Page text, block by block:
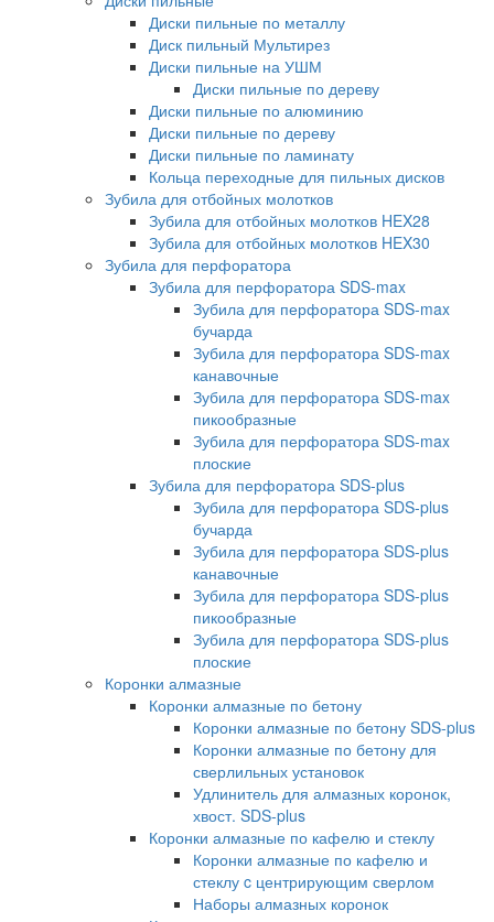
Диски пильные по металлу
Диск пильный Мультирез
Диски пильные на УШМ
Диски пильные по дереву
Диски пильные по алюминию
Диски пильные по дереву
Диски пильные по ламинату
Кольца переходные для пильных дисков
Зубила для отбойных молотков
Зубила для отбойных молотков HEX28
Зубила для отбойных молотков HEX30
Зубила для перфоратора
Зубила для перфоратора SDS-max
Зубила для перфоратора SDS-max
бучарда
Зубила для перфоратора SDS-max
канавочные
Зубила для перфоратора SDS-max
пикообразные
Зубила для перфоратора SDS-max
плоские
Зубила для перфоратора SDS-plus
Зубила для перфоратора SDS-plus
бучарда
Зубила для перфоратора SDS-plus
канавочные
Зубила для перфоратора SDS-plus
пикообразные
Зубила для перфоратора SDS-plus
плоские
Коронки алмазные
Коронки алмазные по бетону
Коронки алмазные по бетону SDS-plus
Коронки алмазные по бетону для
сверлильных установок
Удлинитель для алмазных коронок,
хвост. SDS-plus
Коронки алмазные по кафелю и стеклу
Коронки алмазные по кафелю и
стеклу c центрирующим сверлом
Наборы алмазных коронок